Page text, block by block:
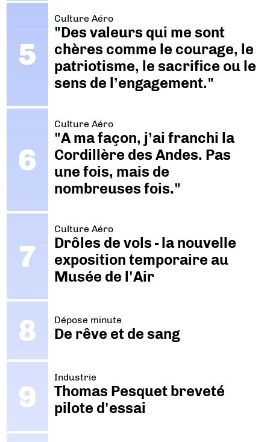
Culture Aéro
"Des valeurs qui me sont
chères comme le courage, le
patriotisme, le sacrifice ou le
sens de l’engagement."
Culture Aéro
"A ma façon, j’ai franchi la
Cordillère des Andes. Pas
une fois, mais de
nombreuses fois."
Culture Aéro
Drôles de vols - la nouvelle
exposition temporaire au
Musée de l'Air
Dépose minute
De rêve et de sang
Industrie
Thomas Pesquet breveté
pilote d'essai